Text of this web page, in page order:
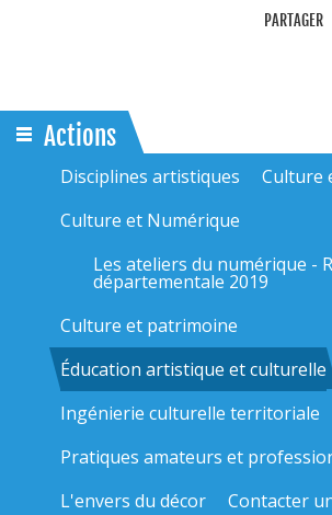
PARTAGER
Actions
Disciplines artistiques
Culture
Culture et Numérique
Les ateliers du numérique -
départementale 2019
Culture et patrimoine
Éducation artistique et culturelle
Ingénierie culturelle territoriale
Pratiques amateurs et
L'envers du décor
Contacter